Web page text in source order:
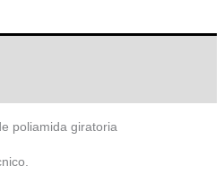
poliamida giratoria